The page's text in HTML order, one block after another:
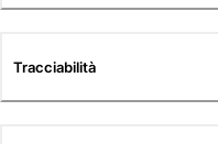
Camicie
Pantaloni
Tracciabilità